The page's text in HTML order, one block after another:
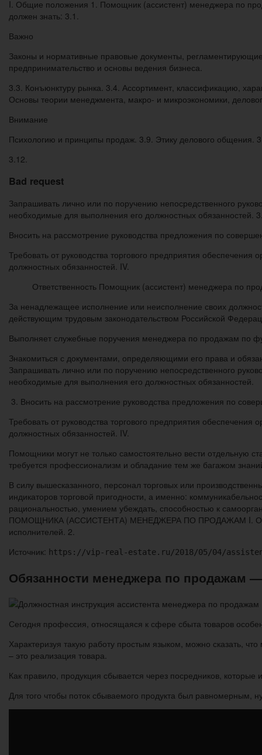
I. Общие положения 1. Помощник (ассистент) менеджера по
должен знать: 3.1.
Важно
Законы и нормативные правовые документы,
предпринимательство и основы ведения бизнеса.
3.3. Конъюнктуру рынка. 3.4. Ассортимент, классификацию,
Основы теории менеджмента, макро- и микроэкономики,
Внимание
Психологию и принципы продаж. 3.9. Этику делового общения.
3.12.
Bad request
Запрашивать лично или по поручению непосредственного
необходимые для выполнения его должностных обязанностей.
Вносить на рассмотрение руководства предложения по
Требовать от руководства торгового предприятия
должностных обязанностей. IV.
Ответственность Помощник (ассистент) менеджера по
За ненадлежащее исполнение или неисполнение своих
действующим трудовым законодательством Российской
Выполняет служебные поручения менеджера по продажам по
Знакомиться с документами, определяющими его права и
Запрашивать лично или по поручению непосредственного
необходимые для выполнения его должностных обязанностей.
3. Вносить на рассмотрение руководства предложения по
Требовать от руководства торгового предприятия
должностных обязанностей. IV.
Помощники могут не только самостоятельно вести отдельную
требуется профессионализм и обладание тем же багажом
В силу вышесказанного, персонал торговых или
индикаторов торговой пригодности, а именно:
рациональностью, умением убеждать, способностью к
ПОМОЩНИКА (АССИСТЕНТА) МЕНЕДЖЕРА ПО ПРОДАЖАМ I. Общие
исполнителей. 2.
Источник: https://vip-real-estate.ru/2018/05/04/
Обязанности менеджера по продажам
Сегодня профессия, относящаяся к сфере сбыта товаров
Характеризуя такую работу простым языком, можно сказать,
– это реализация товара.
Как правило, продукция сбывается через посредников,
Для того чтобы поток сбываемого продукта был равномерным,